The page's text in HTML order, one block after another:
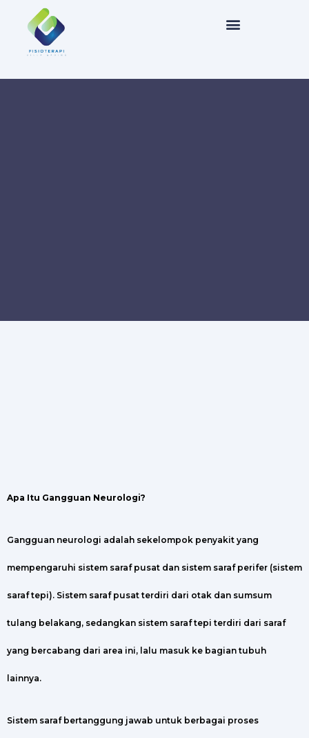
Apa Itu Gangguan Neurologi?
Gangguan neurologi adalah sekelompok penyakit yang
mempengaruhi sistem saraf pusat dan sistem saraf perifer (sistem
saraf tepi). Sistem saraf pusat terdiri dari otak dan sumsum
tulang belakang, sedangkan sistem saraf tepi terdiri dari saraf
yang bercabang dari area ini, lalu masuk ke bagian tubuh
lainnya.
Sistem saraf bertanggung jawab untuk berbagai proses